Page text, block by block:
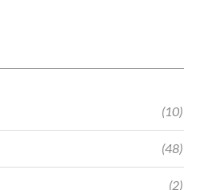
(10)
(48)
(2)